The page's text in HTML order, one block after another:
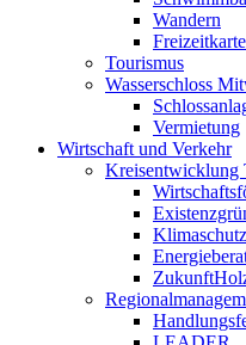
Wandern
Tourismus
Wasserschloss
Vermietung
Wirtschaft und Verkehr
Kreisentwicklung